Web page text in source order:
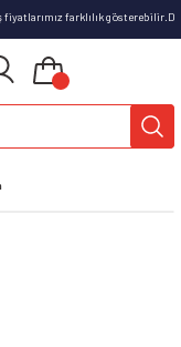
fiyatlarımız farklılık